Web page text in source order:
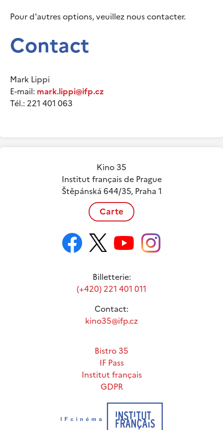
Pour d'autres options, veuillez nous contacter.
Contact
Mark Lippi
E-mail: mark.lippi@ifp.cz
Tél.: 221 401 063
Kino 35
Institut français de Prague
Štěpánská 644/35, Praha 1
Carte
Billetterie:
(+420) 221 401 011
Contact:
kino35@ifp.cz
Bistro 35
IF Pass
Institut français
GDPR